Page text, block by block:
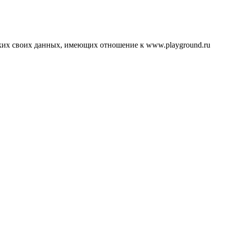
своих данных, имеющих отношение к www.playground.ru